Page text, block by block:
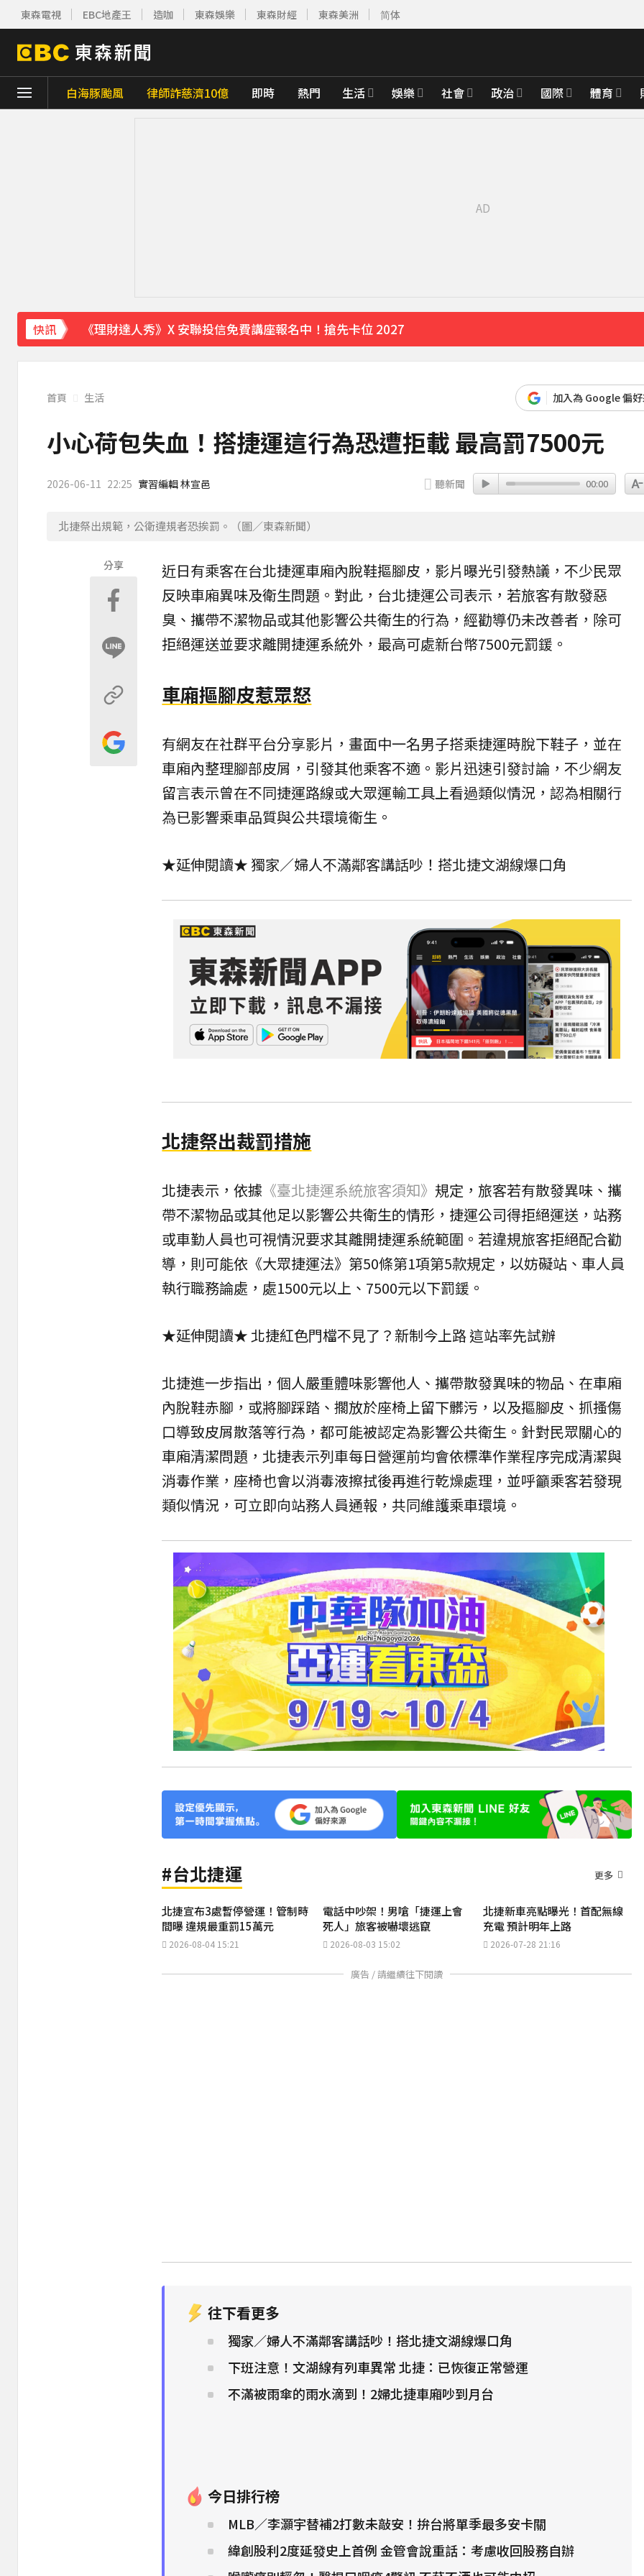
東森電視 EBC地產王 造咖 東森娛樂 東森財經 東森美洲 简体
白海豚颱風 律師詐慈濟10億 即時 熱門 生活 娛樂 社會 政治 國際 體育
快訊
《理財達人秀》X 安聯投信免費講座報名中！搶先卡位 2027
下載東森App，隨時掌握天下大小事！
東森深度周報／出國毛孩怎麼辦 桃機寵物旅館應運而生
首頁 生活 加入為 Google 偏
小心荷包失血！搭捷運這行為恐遭拒載 最高罰7500元
2026-06-11 22:25 實習編輯 林宣邑 聽新聞 00:00
北捷祭出規範，公衛違規者恐挨罰。（圖／東森新聞）
分享 近日有乘客在台北捷運車廂內脫鞋摳腳皮，影片曝光引發熱議，不少民眾
反映車廂異味及衛生問題。對此，台北捷運公司表示，若旅客有散發惡
臭、攜帶不潔物品或其他影響公共衛生的行為，經勸導仍未改善者，除可
拒絕運送並要求離開捷運系統外，最高可處新台幣7500元罰鍰 。
車廂摳腳皮惹眾怒
有網友在社群平台分享影片，畫面中一名男子搭乘捷運時脫下鞋子，並在
車廂內整理腳部皮屑，引發其他乘客不適。影片迅速引發討論，不少網友
留言表示曾在不同捷運路線或大眾運輸工具上看過類似情況，認為相關行
為已影響乘車品質與公共環境衛生。
★延伸閱讀★ 獨家／婦人不滿鄰客講話吵！搭北捷文湖線爆口角
北捷祭出裁罰措施
北捷表示，依據 《臺北捷運系統旅客須知》規定，旅客若有散發異味、攜
帶不潔物品或其他足以影響公共衛生的情形，捷運公司得拒絕運送，站務
或車勤人員也可視情況要求其離開捷運系統範圍。若違規旅客拒絕配合勸
導，則可能依《大眾捷運法》第50條第1項第5款規定，以妨礙站、車人員
執行職務論處，處1500元以上、7500元以下罰鍰。
★延伸閱讀★ 北捷紅色門檔不見了？新制今上路 這站率先試辦
北捷進一步指出，個人嚴重體味影響他人、攜帶散發異味的物品、在車廂
內脫鞋赤腳，或將腳踩踏、擱放於座椅上留下髒污，以及摳腳皮、抓搔傷
口導致皮屑散落等行為，都可能被認定為影響公共衛生。針對民眾關心的
車廂清潔問題，北捷表示列車每日營運前均會依標準作業程序完成清潔與
消毒作業，座椅也會以消毒液擦拭後再進行乾燥處理，並呼籲乘客若發現
類似情況，可立即向站務人員通報，共同維護乘車環境。
#台北捷運 更多
北捷宣布3處暫停營運！管制時
間曝 違規最重罰15萬元
2026-08-04 15:21
電話中吵架！男嗆「捷運上會
死人」旅客被嚇壞逃竄
2026-08-03 15:02
北捷新車亮點曝光！首配無線
充電 預計明年上路
2026-07-28 21:16
廣告 / 請繼續往下閱讀
往下看更多
獨家／婦人不滿鄰客講話吵！搭北捷文湖線爆口角
下班注意！文湖線有列車異常 北捷：已恢復正常營運
不滿被雨傘的雨水滴到！2婦北捷車廂吵到月台
今日排行榜
MLB／李灝宇替補2打數未敲安！拚台將單季最多安卡關
緯創股利2度延發史上首例 金管會說重話：考慮收回股務自辦